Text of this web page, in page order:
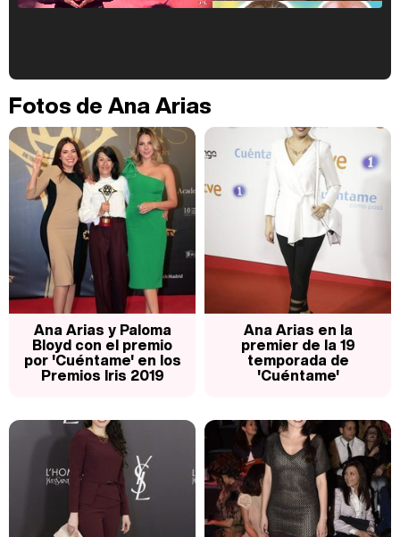
Carlota Corredera y Javier de Hoyos: "La tele tiene que representar al público también y aquí están todos los perfiles posibles&quo;
Manu Baqueiro: "Tuve como referente a Bruce Willis en 'Luz de Luna' para mi trabajo en la serie 'Perdiendo el juicio'"
Fotos de Ana Arias
Ana Arias y Paloma
Bloyd con el premio
por 'Cuéntame' en los
Premios Iris 2019
Ana Arias en la
premier de la 19
temporada de
'Cuéntame'